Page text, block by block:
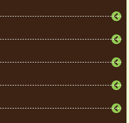
פולסים אלקטרומגנטיים
סו ג'וק
אוריקולותרפיה
צמחי מרפא
פרחי באך